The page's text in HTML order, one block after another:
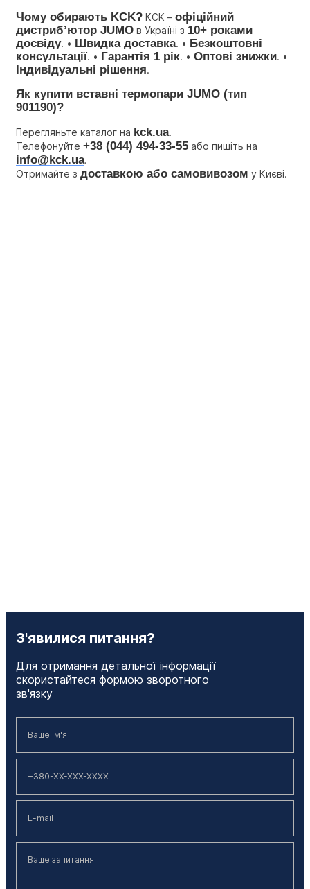
Чому обирають KCK? KCK – офіційний
дистриб’ютор JUMO в Україні з 10+ роками
досвіду. • Швидка доставка. • Безкоштовні
консультації. • Гарантія 1 рік. • Оптові знижки
Індивідуальні рішення.
Як купити вставні термопари JUMO (тип
901190)?
Перегляньте каталог на kck.ua.
Телефонуйте +38 (044) 494-33-55 або пишіть на
info@kck.ua.
Отримайте з доставкою або самовивозом у Києві.
З'явилися питання?
Для отримання детальної інформації
скористайтеся формою зворотного
зв'язку